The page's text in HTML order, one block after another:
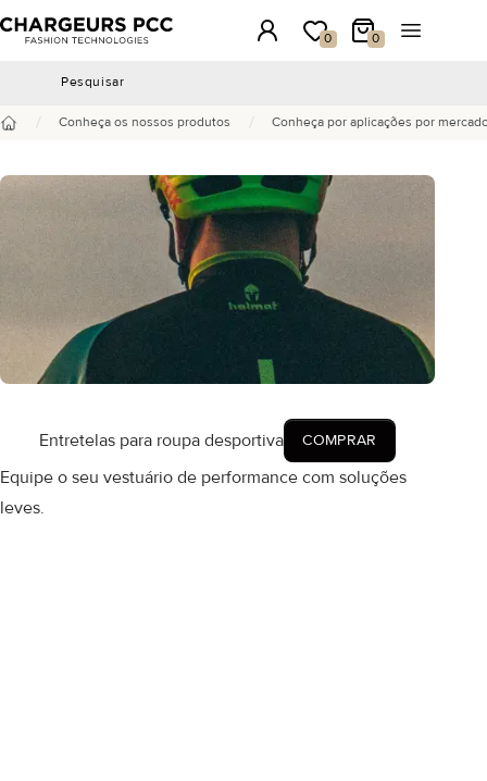
Chargeurs PCC Conexão0
A minha lista de desejos
0
Meu carrinho
Abrir o
Pesquisar
/ Conheça os nossos produtos / Conheça por aplicações por
Entretelas para roupa desportiva COMPRAR
Equipe o seu vestuário de performance com soluções
leves.